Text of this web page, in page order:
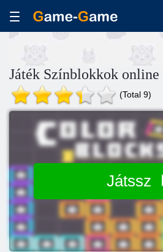
Játék Színblokkok online
(Total 9)
Játssz